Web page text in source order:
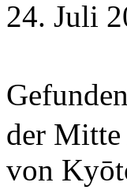
24. Juli
der Mitte
von